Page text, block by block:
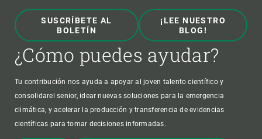
SUSCRÍBETE AL
BOLETÍN
¡LEE NUESTRO
BLOG!
¿Cómo puedes ayudar?
Tu contribución nos ayuda a apoyar al joven talento científico y
consolidarel senior, idear nuevas soluciones para la emergencia
climática, y acelerar la producción y transferencia de evidencias
científicas para tomar decisiones informadas.